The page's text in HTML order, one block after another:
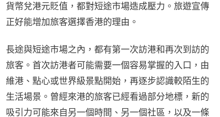
貨幣兌港元貶值，都對短途市場造成壓力。旅遊宣傳
正好能增加旅客選擇香港的理由。
長途與短途市場之內，都有第一次訪港和再次到訪的
旅客。首次訪港者可能需要一個容易掌握的入口，由
維港、點心或世界級景點開始，再逐步認識較陌生的
生活場景。曾經來港的旅客已經看過部分地標，新的
吸引力可能來自另一個時間、另一個社區，以及一條